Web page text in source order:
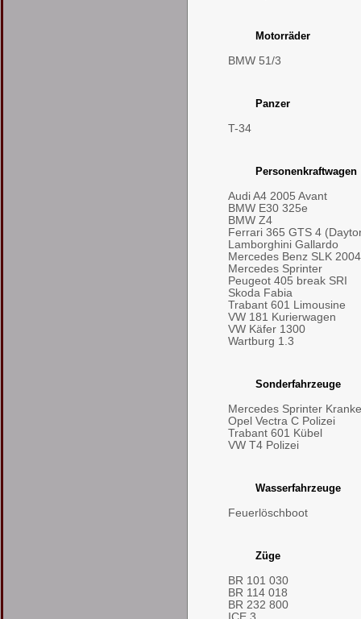
Motorräder
BMW 51/3
Panzer
T-34
Personenkraftwagen
Audi A4 2005 Avant
BMW E30 325e
BMW Z4
Ferrari 365 GTS 4
Lamborghini Gallardo
Mercedes Benz SLK
Mercedes Sprinter
Peugeot 405 break SRI
Skoda Fabia
Trabant 601 Limousine
VW 181 Kurierwagen
VW Käfer 1300
Wartburg 1.3
Sonderfahrzeuge
Mercedes Sprinter
Opel Vectra C Polizei
Trabant 601 Kübel
VW T4 Polizei
Wasserfahrzeuge
Feuerlöschboot
Züge
BR 101 030
BR 114 018
BR 232 800